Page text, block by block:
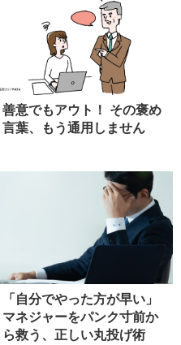
善意でもアウト！ その褒め
言葉、もう通用しません
「自分でやった方が早い」
マネジャーをパンク寸前か
ら救う、正しい丸投げ術